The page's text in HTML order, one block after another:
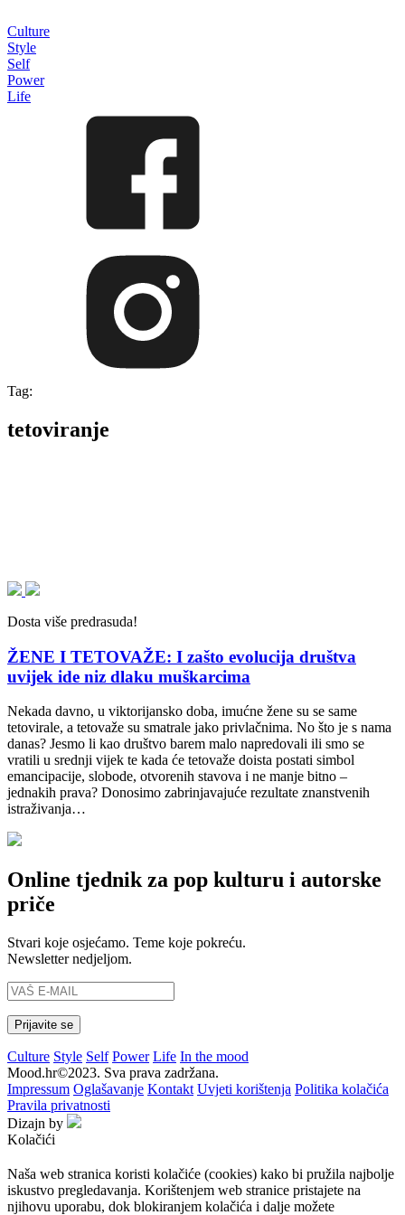
Culture
Style
Self
Power
Life
Tag:
tetoviranje
Dosta više predrasuda!
ŽENE I TETOVAŽE: I zašto evolucija društva
uvijek ide niz dlaku muškarcima
Nekada davno, u viktorijansko doba, imućne žene su se same
tetovirale, a tetovaže su smatrale jako privlačnima. No što je s nama
danas? Jesmo li kao društvo barem malo napredovali ili smo se
vratili u srednji vijek te kada će tetovaže doista postati simbol
emancipacije, slobode, otvorenih stavova i ne manje bitno –
jednakih prava? Donosimo zabrinjavajuće rezultate znanstvenih
istraživanja…
Online tjednik za pop kulturu i autorske
priče
Stvari koje osjećamo. Teme koje pokreću.
Newsletter nedjeljom.
Culture Style Self Power Life In the mood
Mood.hr©2023. Sva prava zadržana.
Impressum Oglašavanje Kontakt Uvjeti korištenja Politika kolačića
Pravila privatnosti
Dizajn by
Kolačići
Naša web stranica koristi kolačiće (cookies) kako bi pružila najbolje
iskustvo pregledavanja. Korištenjem web stranice pristajete na
njihovu uporabu, dok blokiranjem kolačića i dalje možete